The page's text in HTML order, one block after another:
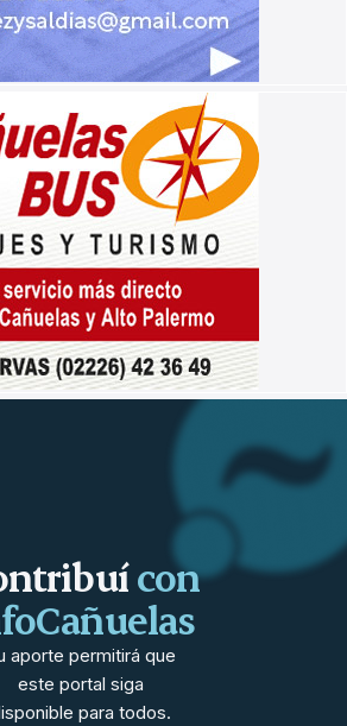
con
aporte permitirá que
este portal siga
para todos.